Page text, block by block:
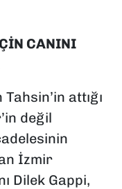
CANINI
attığı
değil
İzmir
Dilek Gappi,